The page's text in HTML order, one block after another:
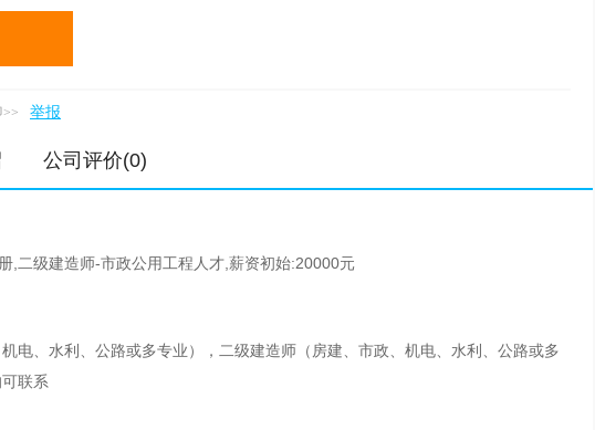
举报
公司评价(0)
,二级建造师-市政公用工程人才,薪资初始:20000元
电、水利、公路或多专业），二级建造师（房建、市政、机电、水利、公路或多
联系
公用设备工程师 3-16万 6.6-18万 电气工程师 4-18万 4-20万